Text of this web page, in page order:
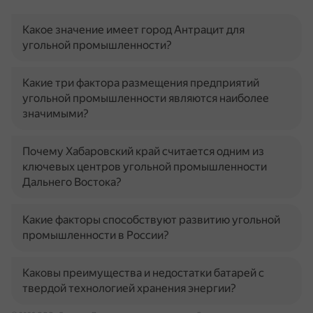
Какое значение имеет город Антрацит для
угольной промышленности?
Какие три фактора размещения предприятий
угольной промышленности являются наиболее
значимыми?
Почему Хабаровский край считается одним из
ключевых центров угольной промышленности
Дальнего Востока?
Какие факторы способствуют развитию угольной
промышленности в России?
Каковы преимущества и недостатки батарей с
твердой технологией хранения энергии?